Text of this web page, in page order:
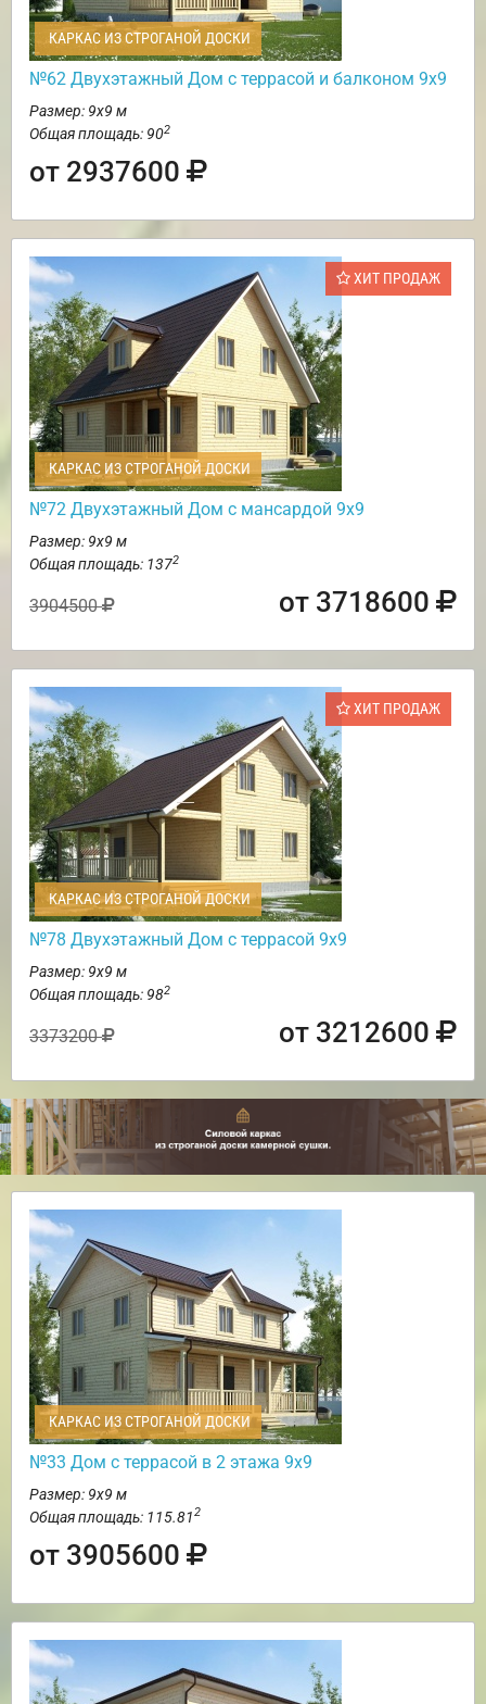
КАРКАС ИЗ СТРОГАНОЙ ДОСКИ
№62 Двухэтажный Дом с террасой и балконом 9х9
Размер: 9х9 м
Общая площадь: 902
от 2937600
ХИТ ПРОДАЖ
КАРКАС ИЗ СТРОГАНОЙ ДОСКИ
№72 Двухэтажный Дом с мансардой 9х9
Размер: 9х9 м
Общая площадь: 1372
3904500 от 3718600
ХИТ ПРОДАЖ
КАРКАС ИЗ СТРОГАНОЙ ДОСКИ
№78 Двухэтажный Дом с террасой 9х9
Размер: 9х9 м
Общая площадь: 982
3373200 от 3212600
КАРКАС ИЗ СТРОГАНОЙ ДОСКИ
№33 Дом с террасой в 2 этажа 9х9
Размер: 9х9 м
Общая площадь: 115.812
от 3905600